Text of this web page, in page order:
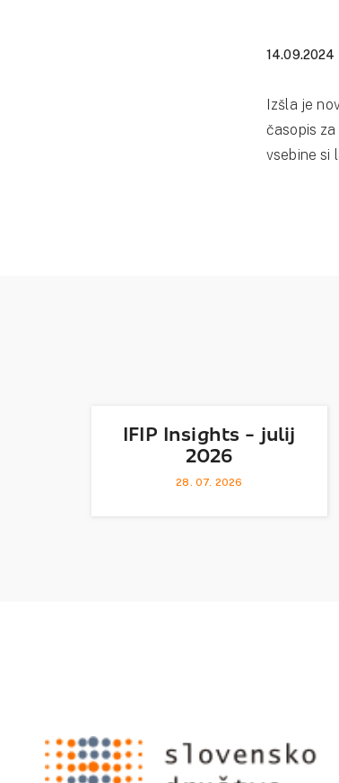
14.09.2024
Izšla je
časopis
vsebine si
IFIP Insights - julij
2026
28. 07. 2026